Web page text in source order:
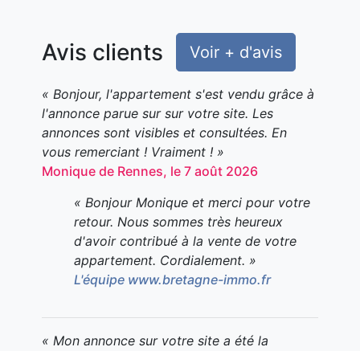
Avis clients Voir + d'avis
« Bonjour, l'appartement s'est vendu grâce à
l'annonce parue sur sur votre site. Les
annonces sont visibles et consultées. En
vous remerciant ! Vraiment ! »
Monique de Rennes, le 7 août 2026
« Bonjour Monique et merci pour votre
retour. Nous sommes très heureux
d'avoir contribué à la vente de votre
appartement. Cordialement. »
L'équipe www.bretagne-immo.fr
« Mon annonce sur votre site a été la